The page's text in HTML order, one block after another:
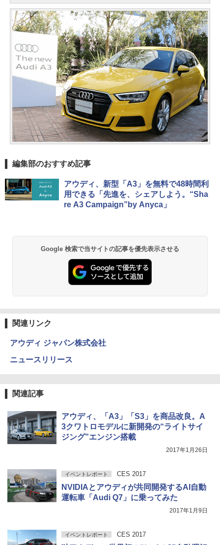
編集部のおすすめ記事
アウディ、新型「A3」を無料で48時間利
用できる「先進を、シェアしよう。“Sha
re A3 Campaign”by Anyca」
Google 検索で当サイトの記事を優先表示させる
関連リンク
アウディ ジャパン株式会社
ニュースリリース
関連記事
アウディ、「A3」「S3」を商品改良。A
3クワトロモデルに新開発の“ライトサイ
ジング”エンジン搭載
2017年1月26日
イベントレポート CES 2017
NVIDIAとアウディが共同開発するAI自動
運転車「Audi Q7」に乗ってみた
2017年1月9日
イベントレポート CES 2017